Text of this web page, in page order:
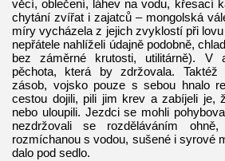
věcí, oblečení, láhev na vodu, křesací
chytání zvířat i zajatců – mongolská
míry vycházela z jejich zvyklostí při
nepřátele nahlíželi údajně podobně,
bez záměrné krutosti, utilitárně). V
pěchota, která by zdržovala.
zásob, vojsko pouze s sebou hnalo
cestou dojili, pili jim krev a zabíjeli je,
nebo uloupili. Jezdci se mohli
nezdržovali se rozděláváním
rozmíchanou s vodou, sušené i syrové
dalo pod sedlo.